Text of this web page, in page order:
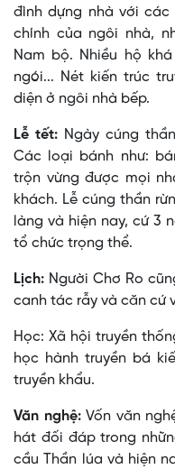
đình dựng nhà với
chính của ngôi nhà,
Nam bộ. Nhiều hộ
ngói... Nét kiến trúc
diện ở ngôi nhà bếp.
Lễ tết: Ngày cúng
Các loại bánh như:
trộn vừng được mọi
khách. Lễ cúng thần
làng và hiện nay, cứ 3
tổ chức trọng thể.
Lịch: Người Chơ Ro
canh tác rẫy và căn cứ
Học: Xã hội truyền
học hành truyền bá
truyền khẩu.
Văn nghệ:Vốn văn
hát đối đáp trong
cầu Thần lúa và hiện